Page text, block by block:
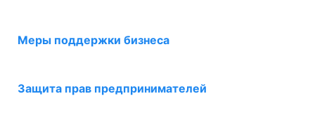
Меры поддержки бизнеса
Защита прав предпринимателей